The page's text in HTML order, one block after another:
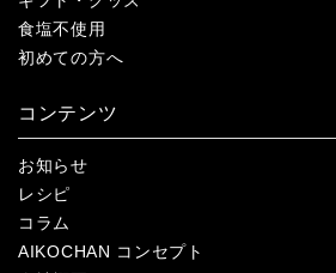
食塩不使用
初めての方へ
コンテンツ
お知らせ
レシピ
コラム
AIKOCHAN コンセプト